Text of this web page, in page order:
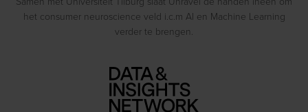
het consumer neuroscience veld i.c.m AI en Machine Learning
verder te brengen.